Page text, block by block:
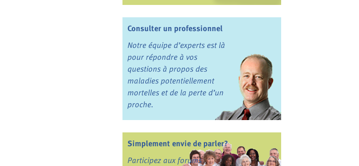
Consulter un professionnel
Notre équipe d’experts est là
pour répondre à vos
questions à propos des
maladies potentiellement
mortelles et de la perte d’un
proche.
Simplement envie de parler?
Participez aux forums